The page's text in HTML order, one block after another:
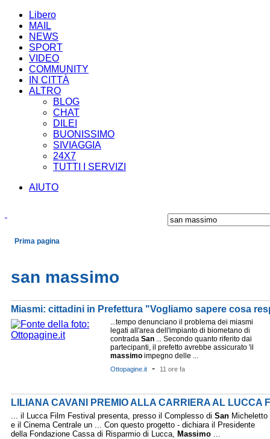
Libero
MAIL
NEWS
SPORT
VIDEO
COMMUNITY
IN CITTÀ
ALTRO
BLOG
CHAT
DILEI
BUONISSIMO
SIVIAGGIA
24X7
TUTTI I SERVIZI
AIUTO
Prima pagina
san massimo
Miasmi: cittadini in Prefettura "Vogliamo sapere cosa
...tempo denunciano il problema dei miasmi
legati all'area dell'impianto di biometano di
contrada San ... Secondo quanto riferito dai
partecipanti, il prefetto avrebbe assicurato 'il
massimo impegno delle ...
Ottopagine.it - 11 ore fa
LILIANA CAVANI PREMIO ALLA CARRIERA AL LUCCA
... il Lucca Film Festival presenta, presso il Complesso di San Micheletto
e il Cinema Centrale un ... Con questo progetto - dichiara il Presidente
della Fondazione Cassa di Risparmio di Lucca, Massimo ...